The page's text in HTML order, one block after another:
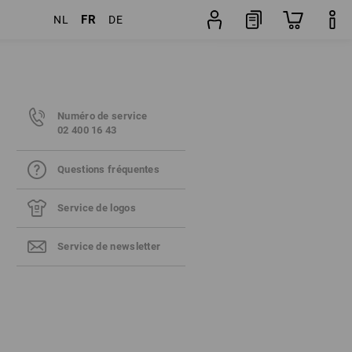
NL FR DE
Numéro de service
02 400 16 43
Questions fréquentes
Service de logos
Service de newsletter